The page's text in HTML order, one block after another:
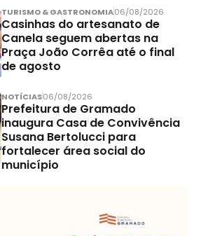
TURISMO & GASTRONOMIA06/08/2026
Casinhas do artesanato de
Canela seguem abertas na
Praça João Corrêa até o final
de agosto
NOTÍCIAS06/08/2026
Prefeitura de Gramado
inaugura Casa de Convivência
Susana Bertolucci para
fortalecer área social do
município